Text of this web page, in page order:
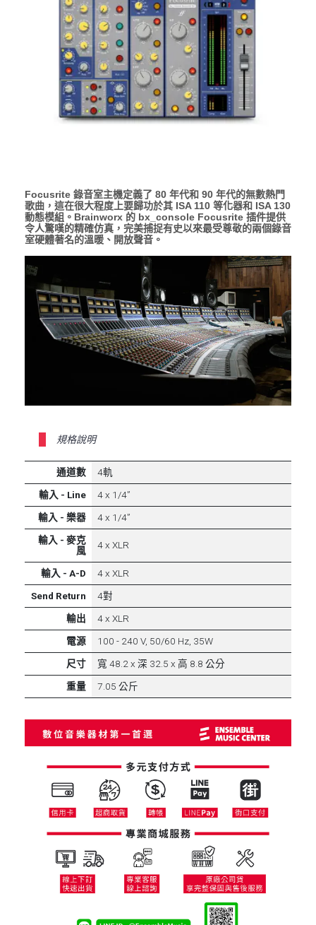
Focusrite 錄音室主機定義了 80 年代和 90 年代的無數熱門
歌曲，這在很大程度上要歸功於其 ISA 110 等化器和 ISA 130
動態模組。Brainworx 的 bx_console Focusrite 插件提供
令人驚嘆的精確仿真，完美捕捉有史以來最受尊敬的兩個錄音
室硬體著名的溫暖、開放聲音。
規格說明
通道數
4軌
輸入 - Line
4 x 1/4”
輸入 - 樂器
4 x 1/4”
輸入 - 麥克
風
4 x XLR
輸入 - A-D
4 x XLR
Send Return
4對
輸出
4 x XLR
電源
100 - 240 V, 50/60 Hz, 35W
尺寸
寬 48.2 x 深 32.5 x 高 8.8 公分
重量
7.05 公斤